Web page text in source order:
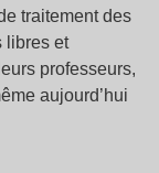
traitement des
libres et
professeurs,
aujourd’hui